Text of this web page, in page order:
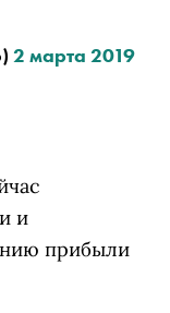
2 марта 2019
и
прибыли